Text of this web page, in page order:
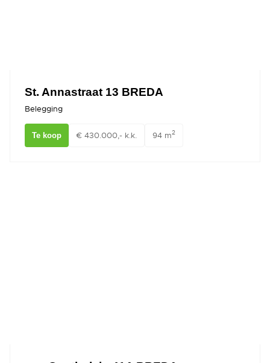
St. Annastraat 13 BREDA
Belegging
Te koop € 430.000,- k.k. 94 m2